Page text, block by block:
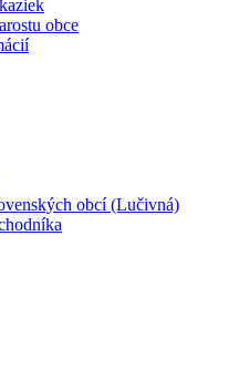
obce
obcí (Lučivná)